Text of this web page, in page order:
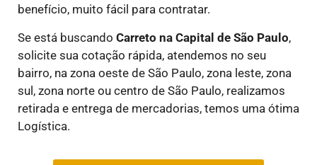
benefício, muito fácil para contratar.
Se está buscando Carreto na Capital de São Paulo,
solicite sua cotação rápida, atendemos no seu
bairro, na zona oeste de São Paulo, zona leste, zona
sul, zona norte ou centro de São Paulo, realizamos
retirada e entrega de mercadorias, temos uma ótima
Logística.